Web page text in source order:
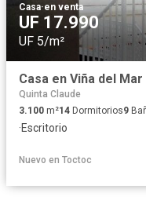
Casa·en venta
UF 17.990
UF 5/m²
Casa en Viña del Mar
Quinta Claude
3.100 m²14 Dormitorios9
·Escritorio
Nuevo en Toctoc